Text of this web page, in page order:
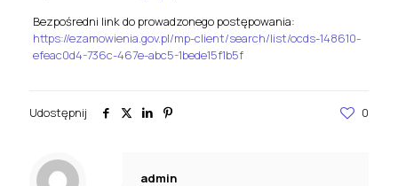
Bezpośredni link do prowadzonego postępowania:
https://ezamowienia.gov.pl/mp-client/search/list/ocds-148610-
efeac0d4-736c-467e-abc5-1bede15f1b5f
Udostępnij 0
admin